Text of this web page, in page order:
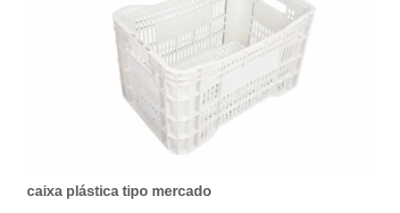
caixa plástica tipo mercado